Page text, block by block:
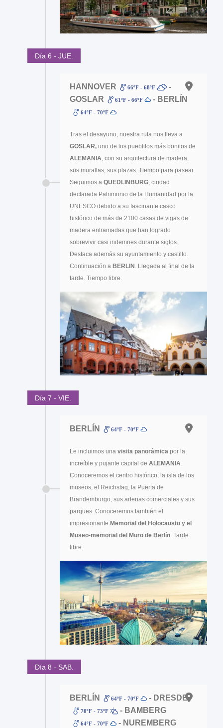
Día 6 - JUE.
HANNOVER 66ºF - 68ºF
-
GOSLAR
61ºF - 66ºF - BERLÍN
64ºF - 70ºF
Tras el desayuno, nuestra ruta nos lleva a
GOSLAR, uno de los pueblitos más bonitos de
ALEMANIA, con su arquitectura de madera,
sus murallas, sus plazas. Tiempo para pasear.
Seguimos a QUEDLINBURG, ciudad
declarada Patrimonio de la Humanidad por la
UNESCO debido a su fascinante casco
histórico de más de 2100 casas de vigas de
madera entramadas que han logrado
sobrevivir casi indemnes durante siglos.
Destaca además su ayuntamiento y castillo.
Continuación a BERLIN. Llegada al final de la
tarde. Tiempo libre.
Día 7 - VIE.
BERLÍN 64ºF - 70ºF
Le incluimos una visita panorámica por la
increíble y pujante capital de ALEMANIA.
Conoceremos el centro histórico, la isla de los
museos, el Reichstag, la Puerta de
Brandemburgo, sus arterias comerciales y sus
parques. Conoceremos también el
impresionante Memorial del Holocausto y el
Museo-memorial del Muro de Berlín. Tarde
libre.
Día 8 - SAB.
BERLÍN 64ºF - 70ºF - DRESDE
70ºF - 73ºF - BAMBERG
64ºF - 70ºF - NUREMBERG